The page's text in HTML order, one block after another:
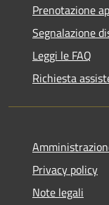
Prenotazione
Segnalazione
Leggi le FAQ
Richiesta
Privacy policy
Note legali